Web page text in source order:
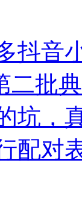
抖音
二批
坑，
配对